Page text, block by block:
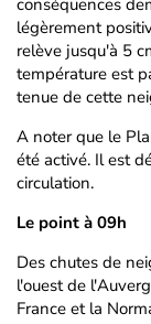
conséquences
légèrement
relève jusqu'à 5
température est
tenue de cette
A noter que le
été activé. Il est
circulation.
Le point à 09h
Des chutes de
l'ouest de
France et la